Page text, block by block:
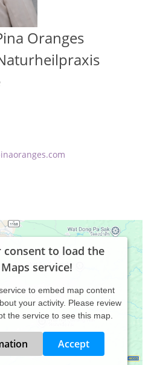
Oranges
consent to load the
service!
to embed map content
your activity. Please review
the service to see this map.
Accept